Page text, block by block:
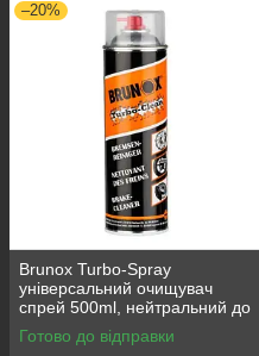
–20%
Brunox Turbo-Spray
універсальний очищувач
спрей 500ml, нейтральний до
гуми та пластику, для
велосипеда та мотоциклів
Готово до відправки